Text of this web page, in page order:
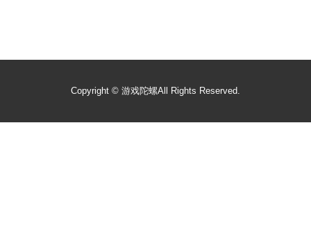
Copyright © 游戏陀螺All Rights Reserved.